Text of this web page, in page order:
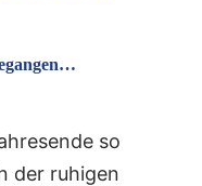
so
der ruhigen